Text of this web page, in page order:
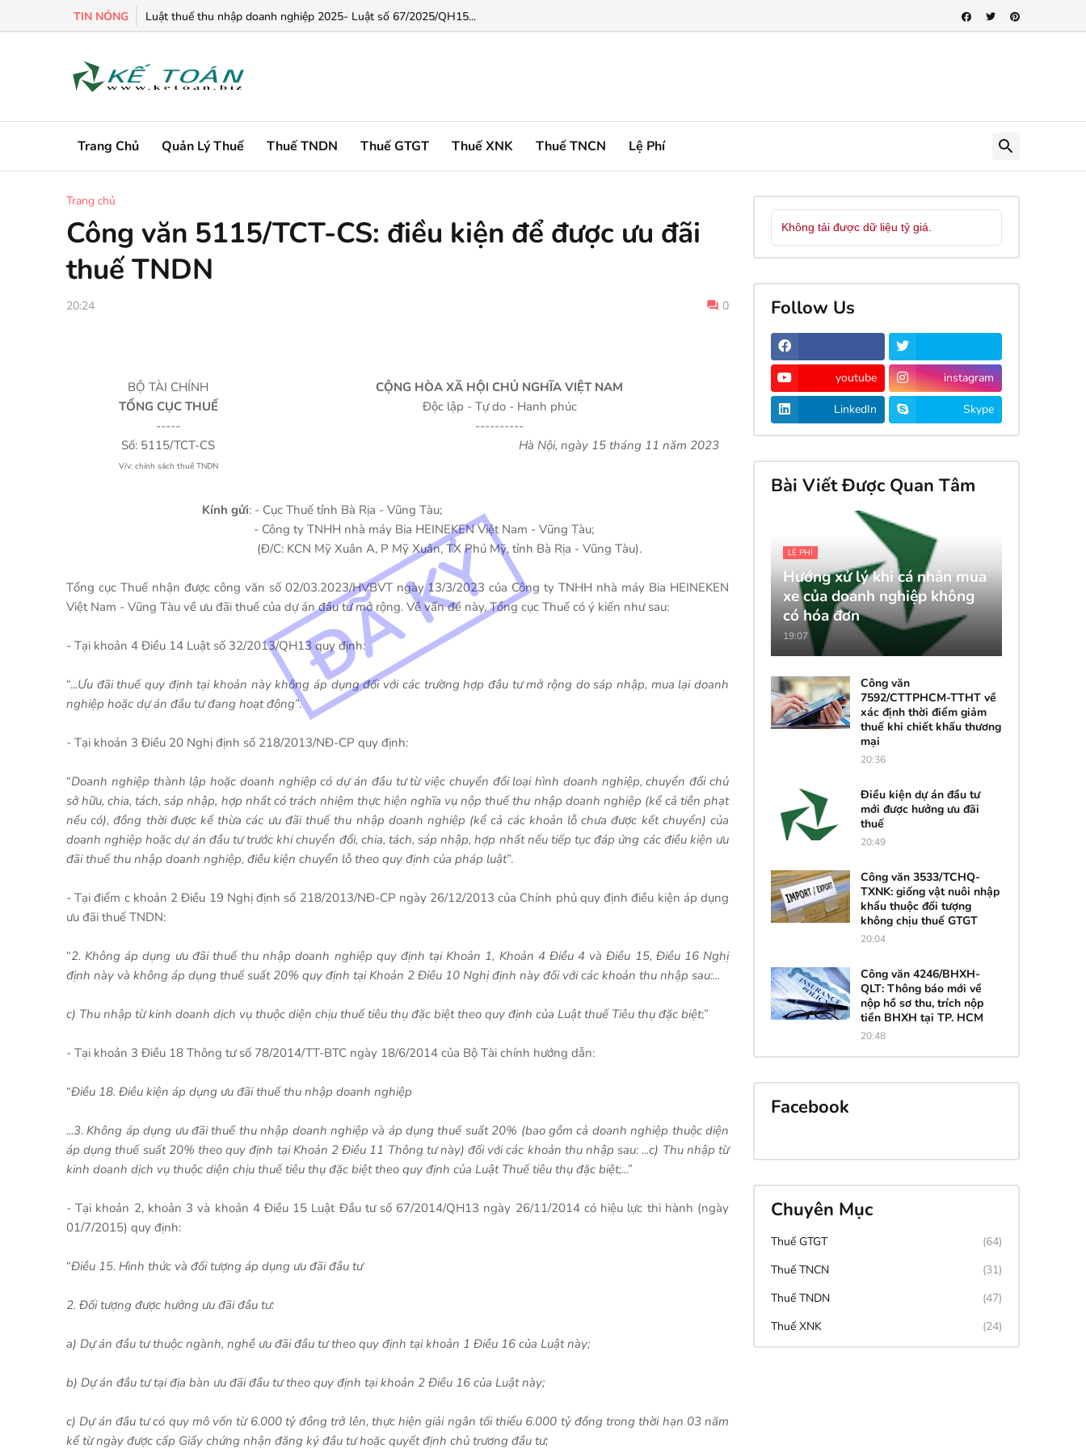
TIN NÓNG Luật thuế thu nhập doanh nghiệp 2025- Luật số 67/2025/QH15...
Chính sách ưu đãi thuế TNDN đối với hoạt động đầu tư...
Trang Chủ Quản Lý Thuế Thuế TNDN Thuế GTGT Thuế XNK Thuế TNCN Lệ Phí
Trang chủ
Công văn 5115/TCT-CS: điều kiện để được ưu đãi
thuế TNDN
20:24 0
BỘ TÀI CHÍNH
TỔNG CỤC THUẾ
-----
Số: 5115/TCT-CS
V/v: chính sách thuế TNDN
CỘNG HÒA XÃ HỘI CHỦ NGHĨA VIỆT NAM
Độc lập - Tự do - Hanh phúc
----------
Hà Nội, ngày 15 tháng 11 năm 2023
Kính gửi: - Cục Thuế tỉnh Bà Rịa - Vũng Tàu;
- Công ty TNHH nhà máy Bia HEINEKEN Việt Nam - Vũng Tàu;
(Đ/C: KCN Mỹ Xuân A, P Mỹ Xuân, TX Phú Mỹ, tỉnh Bà Rịa - Vũng Tàu).
Tổng cục Thuế nhận được công văn số 02/03.2023/HVBVT ngày 13/3/2023 của Công ty TNHH nhà máy Bia HEINEKEN
Việt Nam - Vũng Tàu về ưu đãi thuế của dự án đầu tư mở rộng. Về vấn đề này, Tổng cục Thuế có ý kiến như sau:
- Tại khoản 4 Điều 14 Luật số 32/2013/QH13 quy định:
“...Ưu đãi thuế quy định tại khoản này không áp dụng đối với các trường hợp đầu tư mở rộng do sáp nhập, mua lại doanh
nghiệp hoặc dự án đầu tư đang hoạt động”.
- Tại khoản 3 Điều 20 Nghị định số 218/2013/NĐ-CP quy định:
“Doanh nghiệp thành lập hoặc doanh nghiệp có dự án đầu tư từ việc chuyển đổi loại hình doanh nghiệp, chuyển đổi chủ
sở hữu, chia, tách, sáp nhập, hợp nhất có trách nhiệm thực hiện nghĩa vụ nộp thuế thu nhập doanh nghiệp (kể cả tiền phạt
nếu có), đồng thời được kế thừa các ưu đãi thuế thu nhập doanh nghiệp (kể cả các khoản lỗ chưa được kết chuyển) của
doanh nghiệp hoặc dự án đầu tư trước khi chuyển đổi, chia, tách, sáp nhập, hợp nhất nếu tiếp tục đáp ứng các điều kiện ưu
đãi thuế thu nhập doanh nghiệp, điều kiện chuyển lỗ theo quy định của pháp luật”.
- Tại điểm c khoản 2 Điều 19 Nghị định số 218/2013/NĐ-CP ngày 26/12/2013 của Chính phủ quy định điều kiện áp dụng
ưu đãi thuế TNDN:
“2. Không áp dụng ưu đãi thuế thu nhập doanh nghiệp quy định tại Khoản 1, Khoản 4 Điều 4 và Điều 15, Điều 16 Nghị
định này và không áp dụng thuế suất 20% quy định tại Khoản 2 Điều 10 Nghị định này đối với các khoản thu nhập sau:...
c) Thu nhập từ kinh doanh dịch vụ thuộc diện chịu thuế tiêu thụ đặc biệt theo quy định của Luật thuế Tiêu thụ đặc biệt;”
- Tại khoản 3 Điều 18 Thông tư số 78/2014/TT-BTC ngày 18/6/2014 của Bộ Tài chính hướng dẫn:
“Điều 18. Điều kiện áp dụng ưu đãi thuế thu nhập doanh nghiệp
...3. Không áp dụng ưu đãi thuế thu nhập doanh nghiệp và áp dụng thuế suất 20% (bao gồm cả doanh nghiệp thuộc diện
áp dụng thuế suất 20% theo quy định tại Khoản 2 Điều 11 Thông tư này) đối với các khoản thu nhập sau: ...c) Thu nhập từ
kinh doanh dịch vụ thuộc diện chịu thuế tiêu thụ đặc biệt theo quy định của Luật Thuế tiêu thụ đặc biệt;...”
- Tại khoản 2, khoản 3 và khoản 4 Điều 15 Luật Đầu tư số 67/2014/QH13 ngày 26/11/2014 có hiệu lực thi hành (ngày
01/7/2015) quy định:
“Điều 15. Hình thức và đối tượng áp dụng ưu đãi đầu tư
2. Đối tượng được hưởng ưu đãi đầu tư:
a) Dự án đầu tư thuộc ngành, nghề ưu đãi đầu tư theo quy định tại khoản 1 Điều 16 của Luật này;
b) Dự án đầu tư tại địa bàn ưu đãi đầu tư theo quy định tại khoản 2 Điều 16 của Luật này;
c) Dự án đầu tư có quy mô vốn từ 6.000 tỷ đồng trở lên, thực hiện giải ngân tối thiểu 6.000 tỷ đồng trong thời hạn 03 năm
kể từ ngày được cấp Giấy chứng nhận đăng ký đầu tư hoặc quyết định chủ trương đầu tư;
Không tải được dữ liệu tỷ giá.
Follow Us
youtube instagram
LinkedIn Skype
Bài Viết Được Quan Tâm
LỆ PHÍ
Hướng xử lý khi cá nhân mua
xe của doanh nghiệp không
có hóa đơn
19:07
Công văn
7592/CTTPHCM-TTHT về
xác định thời điểm giảm
thuế khi chiết khấu thương
mại
20:36
Điều kiện dự án đầu tư
mới được hưởng ưu đãi
thuế
20:49
Công văn 3533/TCHQ-
TXNK: giống vật nuôi nhập
khẩu thuộc đối tượng
không chịu thuế GTGT
20:04
Công văn 4246/BHXH-
QLT: Thông báo mới về
nộp hồ sơ thu, trích nộp
tiền BHXH tại TP. HCM
20:48
Facebook
Chuyên Mục
Thuế GTGT
(64)
Thuế TNCN
(31)
Thuế TNDN
(47)
Thuế XNK
(24)